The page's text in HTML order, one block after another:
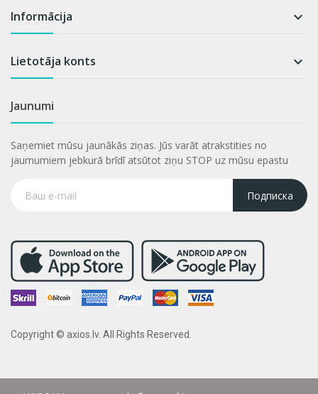
Informācija 
Lietotāja konts 
Jaunumi
Saņemiet mūsu jaunākās ziņas. Jūs varāt atrakstities no
jaumumiem jebkurā brīdī atsūtot ziņu STOP uz mūsu epastu
Подписка
Copyright © axios.lv. All Rights Reserved.